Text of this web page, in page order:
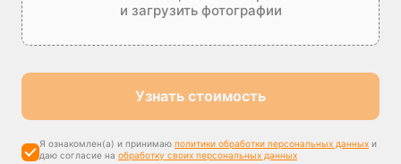
и загрузить фотографии
Узнать стоимость
Я ознакомлен(а) и принимаю политики обработки персональных данных и
даю согласие на обработку своих персональных данных